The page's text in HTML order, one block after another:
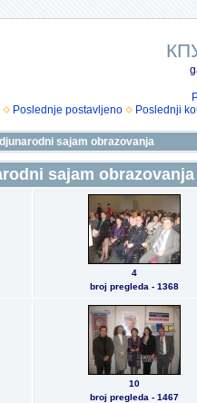
Poslednje postavljeno Poslednji
sajam obrazovanja
sajam obrazovanja
4
broj pregleda - 1368
10
broj pregleda - 1467